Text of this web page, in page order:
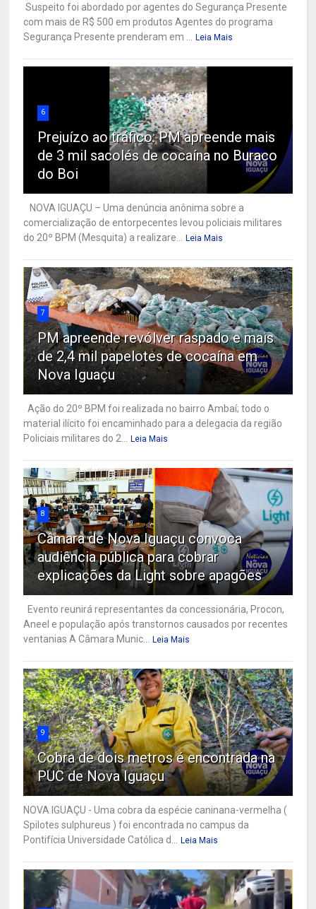
Suspeito foi abordado por agentes do Segurança Presente
com mais de R$ 500 em produtos Agentes do programa
Segurança Presente prenderam em ... Leia Mais
6
Prejuízo ao tráfico: PM apreende mais
de 3 mil sacolés de cocaína no Buraco
do Boi
NOVA IGUAÇU – Uma denúncia anônima sobre a
comercialização de entorpecentes levou policiais militares
do 20º BPM (Mesquita) a realizare... Leia Mais
7
PM apreende revólver raspado e mais
de 2,4 mil papelotes de cocaína em
Nova Iguaçu
Ação do 20º BPM foi realizada no bairro Ambaí; todo o
material ilícito foi encaminhado para a delegacia da região
Policiais militares do 2... Leia Mais
8
Câmara de Nova Iguaçu convoca
audiência pública para cobrar
explicações da Light sobre apagões
Evento reunirá representantes da concessionária, Procon,
Aneel e população após transtornos causados por recentes
ventanias A Câmara Munic... Leia Mais
9
Cobra de dois metros é encontrada na
PUC de Nova Iguaçu
NOVA IGUAÇU - Uma cobra da espécie caninana-vermelha (
Spilotes sulphureus ) foi encontrada no campus da
Pontifícia Universidade Católica d... Leia Mais